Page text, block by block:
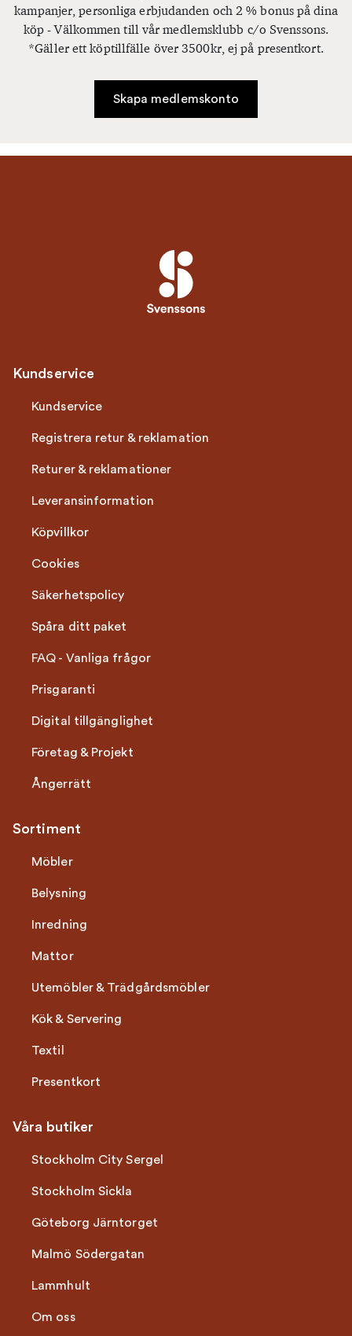
kampanjer, personliga erbjudanden och 2 % bonus på dina
köp - Välkommen till vår medlemsklubb c/o Svenssons.
*Gäller ett köptillfälle över 3500kr, ej på presentkort.
Skapa medlemskonto
Kundservice
Kundservice
Registrera retur & reklamation
Returer & reklamationer
Leveransinformation
Köpvillkor
Cookies
Säkerhetspolicy
Spåra ditt paket
FAQ - Vanliga frågor
Prisgaranti
Digital tillgänglighet
Företag & Projekt
Ångerrätt
Sortiment
Möbler
Belysning
Inredning
Mattor
Utemöbler & Trädgårdsmöbler
Kök & Servering
Textil
Presentkort
Våra butiker
Stockholm City Sergel
Stockholm Sickla
Göteborg Järntorget
Malmö Södergatan
Lammhult
Om oss